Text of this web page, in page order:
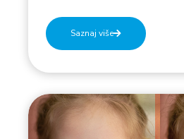
Saznaj više